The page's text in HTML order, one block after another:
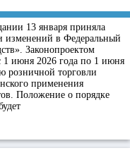
13 января приняла
изменений в Федеральный
Законопроектом
1 июня 2026 года по 1 июня
розничной торговли
применения
Положение о порядке